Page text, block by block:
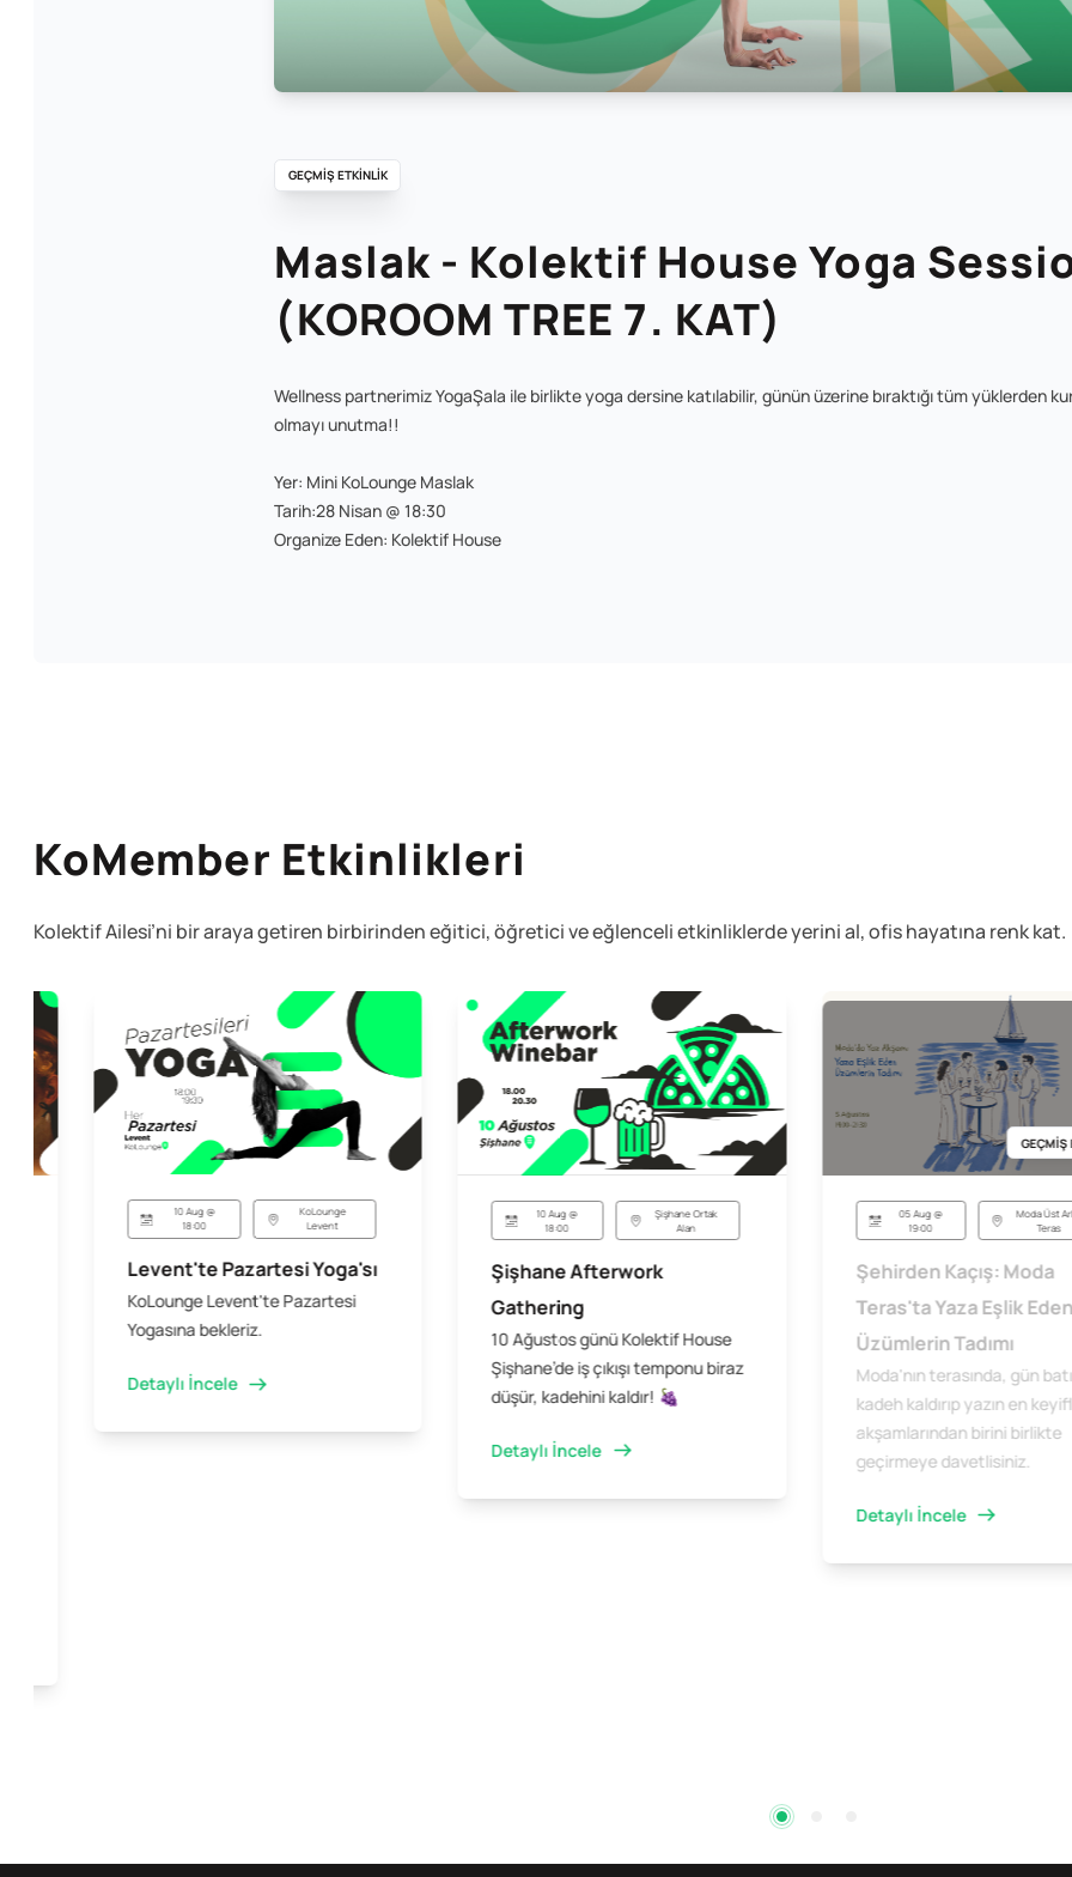
GEÇMİŞ ETKİNLİK
Maslak - Kolektif House Yoga
(KOROOM TREE 7. KAT)
Wellness partnerimiz YogaŞala ile birlikte yoga dersine katılabilir, günün üzerine bıraktığı tüm yüklerden
olmayı unutma!!
Yer: Mini KoLounge Maslak
Tarih:28 Nisan @ 18:30
Organize Eden: Kolektif House
KoMember Etkinlikleri
Kolektif Ailesi’ni bir araya getiren birbirinden eğitici, öğretici ve eğlencelietkinliklerde yerini al, ofis hayatına renk kat.
10 Aug @
18:00
KoLounge
Levent
Levent'te Pazartesi Yoga'sı
KoLounge Levent'te Pazartesi
Yogasına bekleriz.
Detaylı İncele
10 Aug @
18:00
Şişhane Ortak
Alan
Şişhane Afterwork
Gathering
10 Ağustos günü Kolektif House
Şişhane’de iş çıkışı temponu biraz
düşür, kadehini kaldır! 🍇
Detaylı İncele
GEÇMİŞ
05 Aug @
19:00
Moda Üst
Teras
Şehirden Kaçış: Moda
Teras'ta Yaza Eşlik Eden
Üzümlerin Tadımı
Moda'nın terasında, gün
kadeh kaldırıp yazın en
akşamlarından birini birlikte
geçirmeye davetlisiniz.
Detaylı İncele